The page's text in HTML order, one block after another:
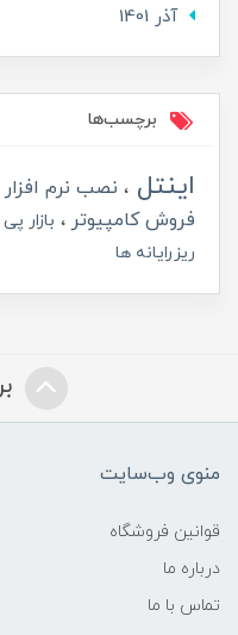
آذر 1401
برچسب‌ها
اینتل نصب نرم افزار
فروش کامپیوتر
بازار
ریزرایانه ها
منوی وب‌سایت
قوانین فروشگاه
درباره ما
تماس با ما